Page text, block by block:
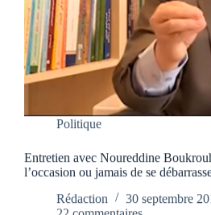
Politique
Entretien avec Noureddine
l’occasion ou jamais de se
Rédaction
30 septembre